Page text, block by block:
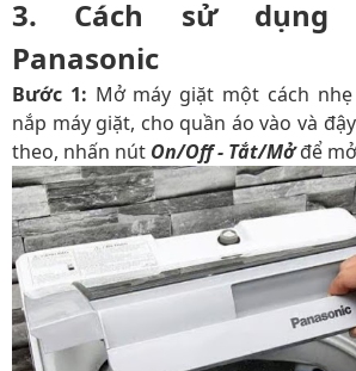
3. Cách sử dụng
Panasonic
Bước 1: Mở máy giặt một cách
nắp máy giặt, cho quần áo vào và
theo, nhấn nút On/Off - Tắt/Mởđể